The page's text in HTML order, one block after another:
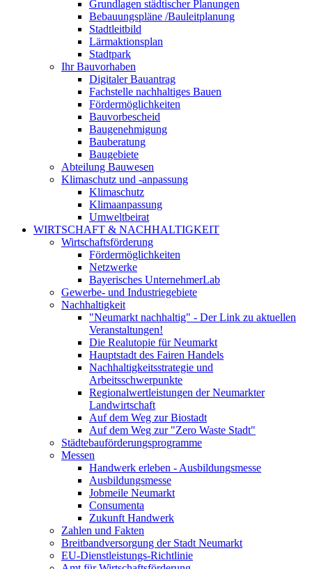
Grundlagen städtischer Planungen
Bebauungspläne /Bauleitplanung
Stadtleitbild
Lärmaktionsplan
Stadtpark
Ihr Bauvorhaben
Digitaler Bauantrag
Fachstelle nachhaltiges Bauen
Fördermöglichkeiten
Bauvorbescheid
Baugenehmigung
Bauberatung
Baugebiete
Abteilung Bauwesen
Klimaschutz und -anpassung
Klimaschutz
Klimaanpassung
Umweltbeirat
WIRTSCHAFT & NACHHALTIGKEIT
Wirtschaftsförderung
Fördermöglichkeiten
Netzwerke
Bayerisches UnternehmerLab
Gewerbe- und Industriegebiete
Nachhaltigkeit
"Neumarkt nachhaltig" - Der Link zu aktuellen
Veranstaltungen!
Die Realutopie für Neumarkt
Hauptstadt des Fairen Handels
Nachhaltigkeitsstrategie und
Arbeitsschwerpunkte
Regionalwertleistungen der Neumarkter
Landwirtschaft
Auf dem Weg zur Biostadt
Auf dem Weg zur "Zero Waste Stadt"
Städtebauförderungsprogramme
Messen
Handwerk erleben - Ausbildungsmesse
Ausbildungsmesse
Jobmeile Neumarkt
Consumenta
Zukunft Handwerk
Zahlen und Fakten
Breitbandversorgung der Stadt Neumarkt
EU-Dienstleistungs-Richtlinie